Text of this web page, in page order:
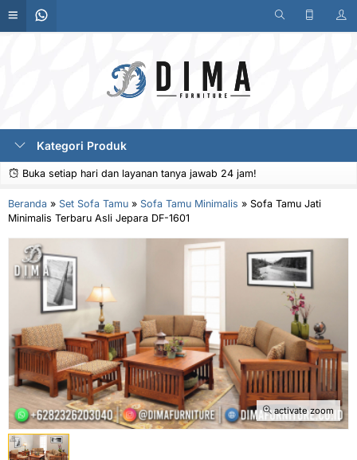
Kategori Produk
Buka setiap hari dan layanan tanya jawab 24 jam!
Beranda » Set Sofa Tamu » Sofa Tamu Minimalis » Sofa Tamu Jati
Minimalis Terbaru Asli Jepara DF-1601
activate zoom